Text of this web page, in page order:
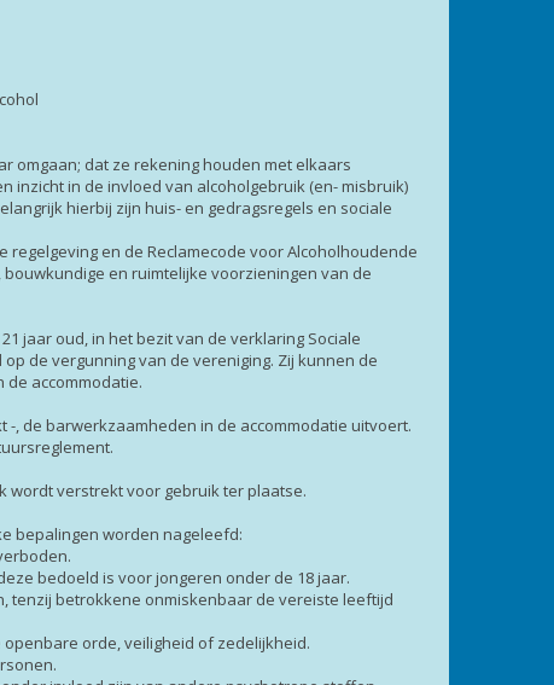
omgaan; dat ze rekening houden met elkaars
inzicht in de invloed van alcoholgebruik (en- misbruik)
hierbij zijn huis- en gedragsregels en sociale
en de Reclamecode voor Alcoholhoudende
en ruimtelijke voorzieningen van de
jaar oud, in het bezit van de verklaring Sociale
de vergunning van de vereniging. Zij kunnen de
accommodatie.
, de barwerkzaamheden in de accommodatie uitvoert.
wordt verstrekt voor gebruik ter plaatse.
bepalingen worden nageleefd:
bedoeld is voor jongeren onder de 18 jaar.
tenzij betrokkene onmiskenbaar de vereiste leeftijd
orde, veiligheid of zedelijkheid.